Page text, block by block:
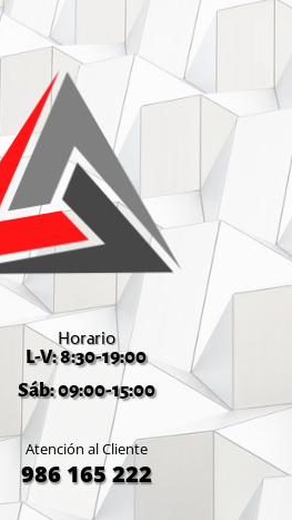
Horario
L-V: 8:30-19:00
Sáb: 09:00-15:00
Atención al Cliente
986 165 222